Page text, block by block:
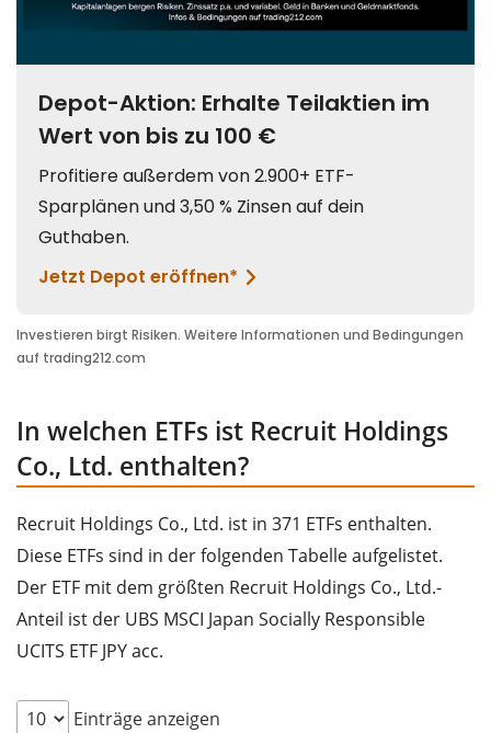
In welchen ETFs ist Recruit Holdings
Co., Ltd. enthalten?
Recruit Holdings Co., Ltd. ist in 371 ETFs enthalten.
Diese ETFs sind in der folgenden Tabelle aufgelistet.
Der ETF mit dem größten Recruit Holdings Co., Ltd.-
Anteil ist der UBS MSCI Japan Socially Responsible
UCITS ETF JPY acc.
Einträge anzeigen